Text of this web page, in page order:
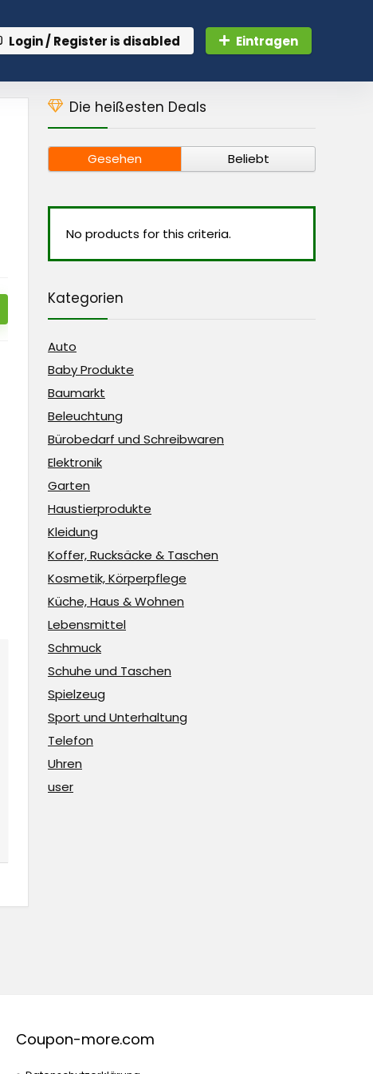
Login / Register is disabled Eintragen
Die heißesten Deals
Gesehen Beliebt
No products for this criteria.
Kategorien
Auto
Baby Produkte
Baumarkt
Beleuchtung
Bürobedarf und Schreibwaren
Elektronik
Garten
Haustierprodukte
Kleidung
Koffer, Rucksäcke & Taschen
Kosmetik, Körperpflege
Küche, Haus & Wohnen
Lebensmittel
Schmuck
Schuhe und Taschen
Spielzeug
Sport und Unterhaltung
Telefon
Uhren
user
Coupon-more.com